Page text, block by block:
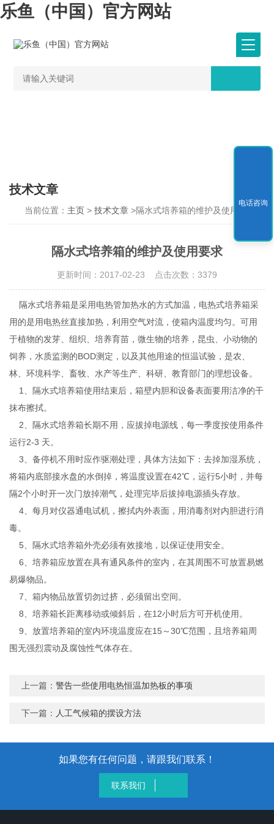
乐鱼（中国）官方网站
技术文章
当前位置： 主页 >技术文章 >隔水式培养箱的维护及使用要求
隔水式培养箱的维护及使用要求
更新时间：2017-02-23 点击次数：3379
隔水式培养箱是采用电热管加热水的方式加温，电热式培养箱采
用的是用电热丝直接加热，利用空气对流，使箱内温度均匀。可用
于植物的发芽、组织、培养育苗，微生物的培养，昆虫、小动物的
饲养，水质监测的BOD测定，以及其他用途的恒温试验，是农、
林、环境科学、畜牧、水产等生产、科研、教育部门的理想设备。
1、隔水式培养箱使用结束后，箱壁内胆和设备表面要用洁净的干
抹布擦拭。
2、隔水式培养箱长期不用，应拔掉电源线，每一季度按使用条件
运行2-3 天。
3、备停机不用时应作驱潮处理，具体方法如下：去掉加湿系统，
将箱内底部接水盘的水倒掉，将温度设置在42℃，运行5小时，并每
隔2个小时开一次门放掉潮气，处理完毕后拔掉电源插头存放。
4、每月对仪器通电试机，擦拭内外表面，用消毒剂对内胆进行消
毒。
5、隔水式培养箱外壳必须有效接地，以保证使用安全。
6、培养箱应放置在具有通风条件的室内，在其周围不可放置易燃
易爆物品。
7、箱内物品放置切勿过挤，必须留出空间。
8、培养箱长距离移动或倾斜后，在12小时后方可开机使用。
9、放置培养箱的室内环境温度应在15～30℃范围，且培养箱周
围无强烈震动及腐蚀性气体存在。
上一篇：警告一些使用电热恒温加热板的事项
下一篇： 人工气候箱的摆设方法
如果您有任何问题，请跟我们联系！
联系我们
电话咨询